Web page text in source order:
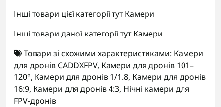
Інші товари цієї категорії тутКамери
Інші товари даної категорії тутКамери
Товари зі схожими характеристиками: Камери
для дронів CADDXFPV, Камери для дронів 101–
120°, Камери для дронів 1/1.8, Камери для дронів
16:9, Камери для дронів 4:3, Нічні камери для
FPV-дронів